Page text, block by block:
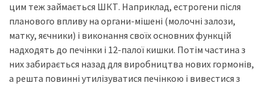
цим теж займається ШКТ. Наприклад, естрогени після
планового впливу на органи-мішені (молочні залози,
матку, яєчники) і виконання своїх основних функцій
надходять до печінки і 12-палої кишки. Потім частина з
них забирається назад для виробництва нових гормонів,
а решта повинні утилізуватися печінкою і вивестися з